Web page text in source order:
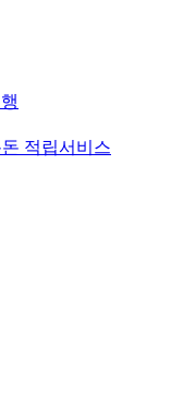
적립서비스